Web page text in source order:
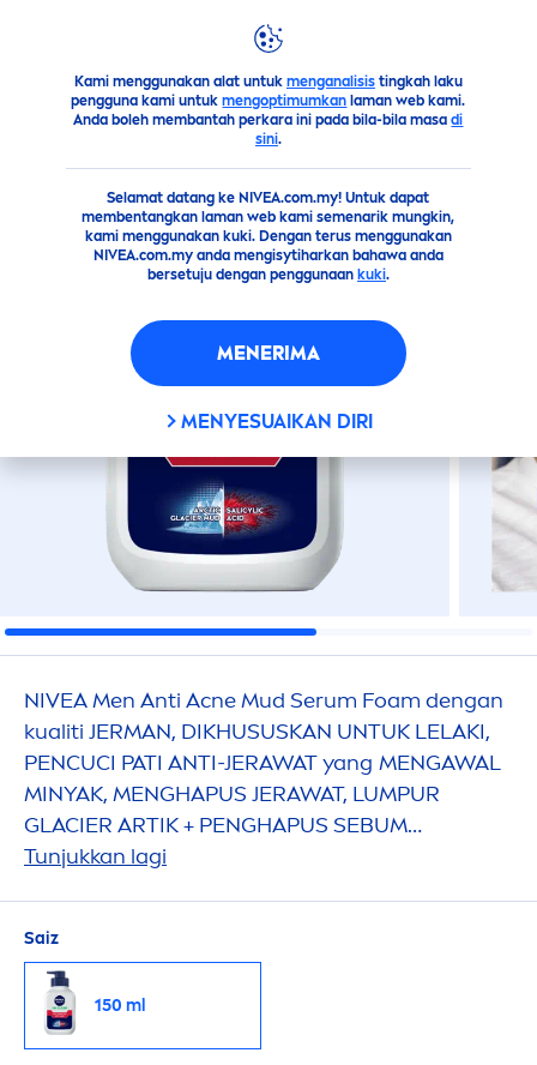
Kami menggunakan alat untuk menganalisistingkah laku
pengguna kami untukmengoptimumkan laman web kami.
Anda boleh membantah perkara ini pada bila-bila masadi
sini.
Selamat datang ke NIVEA.com.my! Untuk dapat
membentangkan laman web kami semenarik mungkin,
kami menggunakan kuki. Dengan terus menggunakan
NIVEA.com.my anda mengisytiharkan bahawa anda
bersetuju dengan penggunaan kuki.
MENERIMA
MENYESUAIKAN DIRI
ANTI ACNE MUD SERUM FOAM
NIVEAMen Anti Acne Mud Serum Foam dengan
kualiti JERMAN, DIKHUSUSKAN UNTUK LELAKI,
PENCUCI PATI ANTI-JERAWAT yang MENGAWAL
MINYAK, MENGHAPUS JERAWAT, LUMPUR
GLACIER ARTIK + PENGHAPUS SEBUM
TEKNOLOGI JERMAN, KAWALAN MINYAK 8J +
Tunjukkan lagi
Saiz
150 ml